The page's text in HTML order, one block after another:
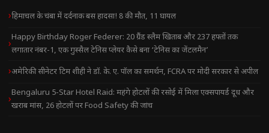
हिमाचल के चंबा में दर्दनाक बस हादसा! 8 की मौत, 11 घायल
Happy Birthday Roger Federer: 20 ग्रैंड स्लैम खिताब और 237 हफ्तों तक
लगातार नंबर-1, एक गुस्सैल टेनिस प्लेयर कैसे बना ‘टेनिस का जेंटलमैन’
अमेरिकी सीनेटर टिम शीही ने डॉ. के. ए. पॉल का समर्थन, FCRA पर मोदी सरकार से अपील
Bengaluru 5-Star Hotel Raid: महंगे होटलों की रसोई में मिला एक्सपायर्ड दूध और
खराब मांस, 26 होटलों पर Food Safety की जांच